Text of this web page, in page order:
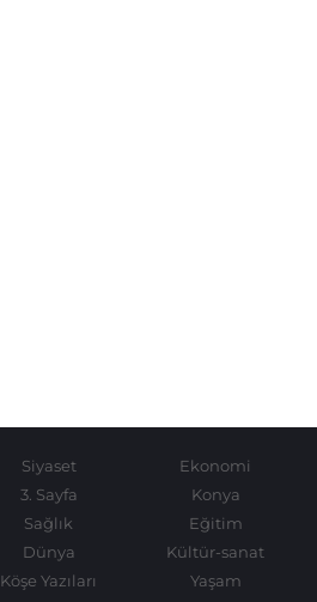
Siyaset
Ekonomi
3. Sayfa
Konya
Sağlık
Eğitim
Dünya
Kültür-sanat
Köşe Yazıları Yaşam